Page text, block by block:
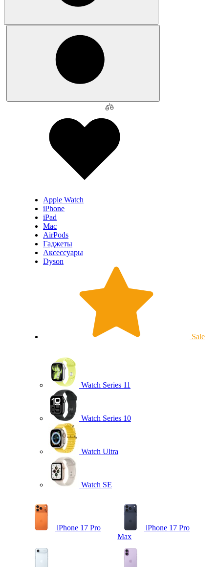
Apple Watch
iPhone
iPad
Mac
AirPods
Гаджеты
Аксессуары
Dyson
Sale
Watch Series 11
Watch Series 10
Watch Ultra
Watch SE
iPhone 17 Pro
iPhone 17 Pro
Max